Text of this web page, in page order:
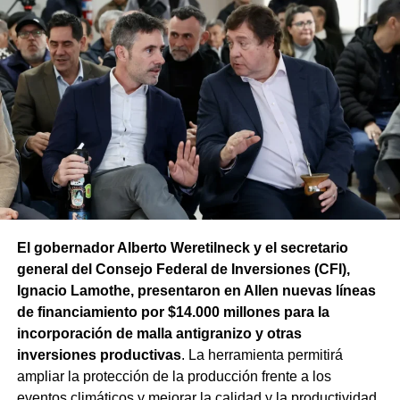
Como consecuencia, el 20% de la cosecha no pudo
destinarse a la exportación, aunque parte de esa
producción pudo orientarse a otros mercados o a la
industria.
La respuesta provincial incluye además distintas
herramientas para sostener el ciclo productivo. Durante el
año se destinaron $6.100 millones a créditos para
levantar la cosecha y realizar tareas culturales. También
se prorrogó por un año el vencimiento de esos préstamos
comprendidos en la emergencia agropecuaria.
El gobernador Alberto Weretilneck y el secretario
general del Consejo Federal de Inversiones (CFI),
Ignacio Lamothe, presentaron en Allen nuevas líneas
de financiamiento por $14.000 millones para la
incorporación de malla antigranizo y otras
inversiones productivas. La herramienta permitirá
ampliar la protección de la producción frente a los